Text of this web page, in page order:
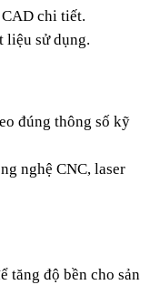
chi tiết.
liệu sử dụng.
đúng thông số kỹ
nghệ CNC, laser
tăng độ bền cho sản